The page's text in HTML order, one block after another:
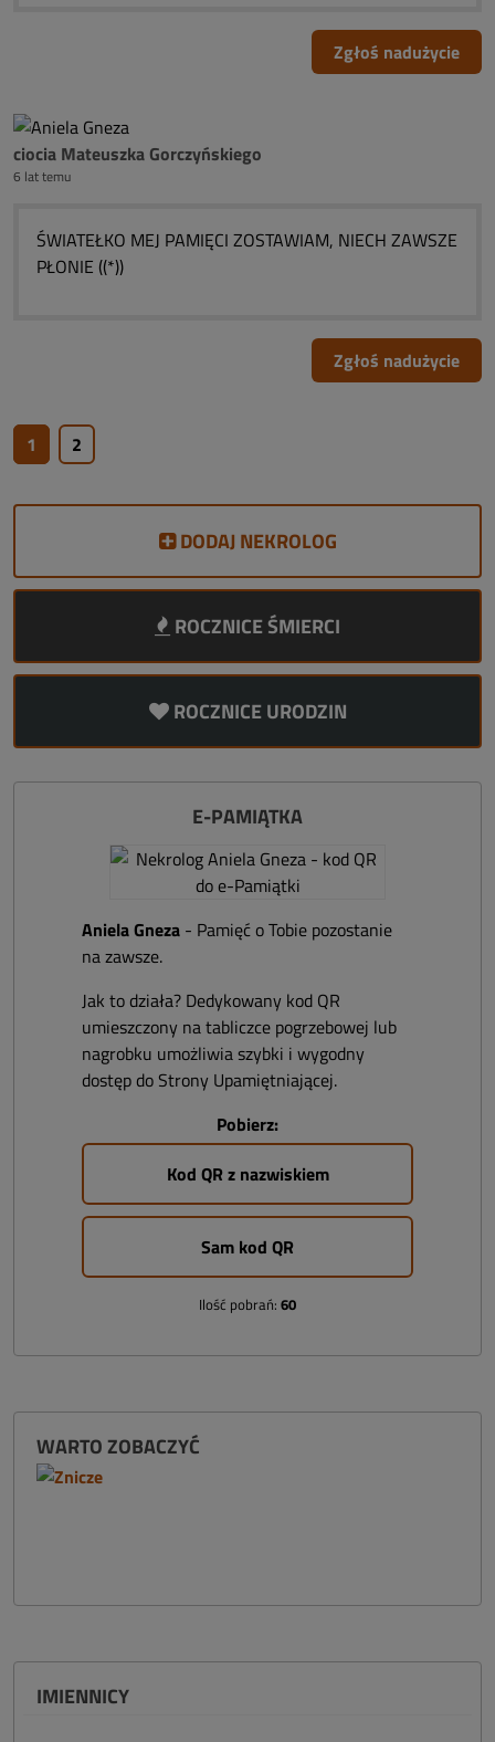
Zgłoś nadużycie
ciocia Mateuszka Gorczyńskiego
6 lat temu
ŚWIATEŁKO MEJ PAMIĘCI ZOSTAWIAM, NIECH ZAWSZE
PŁONIE ((*))
Zgłoś nadużycie
1 2
DODAJ NEKROLOG
ROCZNICE ŚMIERCI
ROCZNICE URODZIN
E-PAMIĄTKA
Aniela Gneza - Pamięć o Tobie pozostanie
na zawsze.
Jak to działa? Dedykowany kod QR
umieszczony na tabliczce pogrzebowej lub
nagrobku umożliwia szybki i wygodny
dostęp do Strony Upamiętniającej.
Pobierz:
Kod QR z nazwiskiem
Sam kod QR
Ilość pobrań: 60
WARTO ZOBACZYĆ
IMIENNICY